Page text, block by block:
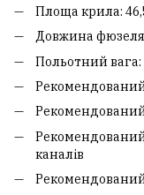
Площа крила:
Довжина
Польотний вага:
каналів